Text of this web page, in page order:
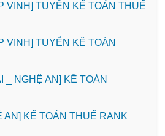
VINH] TUYỂN KẾ TOÁN THUẾ
VINH] TUYỂN KẾ TOÁN
_ NGHỆ AN] KẾ TOÁN
AN] KẾ TOÁN THUẾ RANK